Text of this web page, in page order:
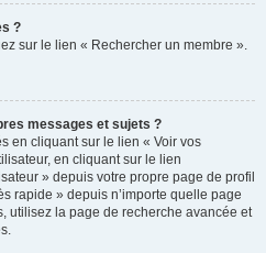
?
sur le lien « Rechercher un membre ».
messages et sujets ?
en cliquant sur le lien « Voir vos
en cliquant sur le lien
» depuis votre propre page de profil
rapide » depuis n’importe quelle page
utilisez la page de recherche avancée et